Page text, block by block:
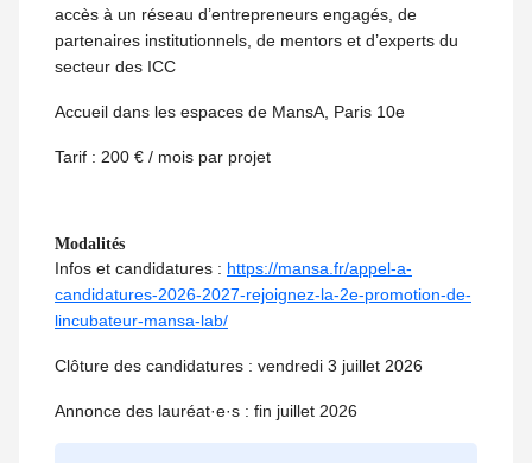
accès à un réseau d’entrepreneurs engagés, de
partenaires institutionnels, de mentors et d’experts du
secteur des ICC
Accueil dans les espaces de MansA, Paris 10e
Tarif : 200 € / mois par projet
Modalités
Infos et candidatures : https://mansa.fr/appel-a-
candidatures-2026-2027-rejoignez-la-2e-promotion-de-
lincubateur-mansa-lab/
Clôture des candidatures : vendredi 3 juillet 2026
Annonce des lauréat·e·s : fin juillet 2026